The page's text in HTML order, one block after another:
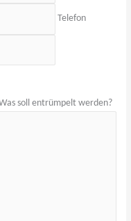
Telefon
soll entrümpelt werden?